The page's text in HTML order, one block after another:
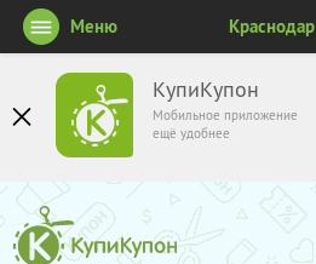
КупиКупон
Мобильное приложение
ещё удобнее
Меню Краснодар